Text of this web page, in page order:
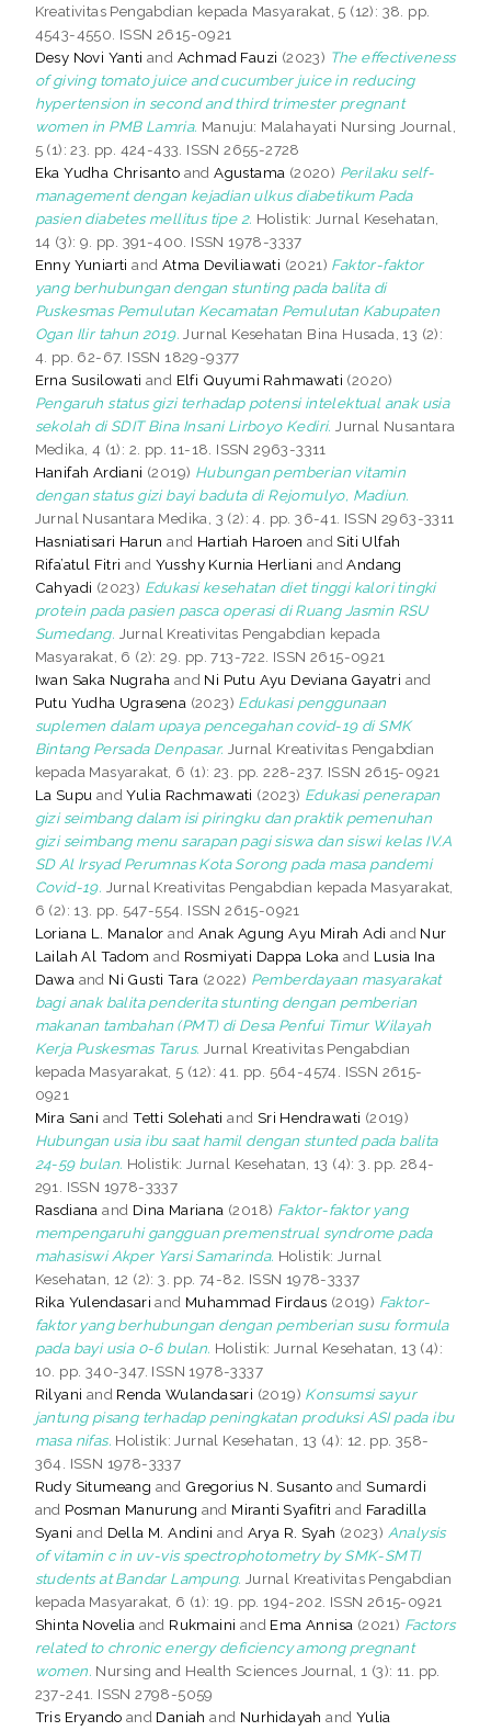
Kreativitas Pengabdian kepada Masyarakat, 5 (12): 38. pp.
4543-4550. ISSN 2615-0921
Desy Novi Yanti and Achmad Fauzi (2023) The effectiveness
of giving tomato juice and cucumber juice in reducing
hypertension in second and third trimester pregnant
women in PMB Lamria. Manuju: Malahayati Nursing Journal,
5 (1): 23. pp. 424-433. ISSN 2655-2728
Eka Yudha Chrisanto andAgustama (2020) Perilaku self-
management dengan kejadian ulkus diabetikum Pada
pasien diabetes mellitus tipe 2. Holistik: Jurnal Kesehatan,
14 (3): 9. pp. 391-400. ISSN 1978-3337
Enny Yuniarti and Atma Deviliawati (2021) Faktor-faktor
yang berhubungan dengan stunting pada balita di
Puskesmas Pemulutan Kecamatan Pemulutan Kabupaten
Ogan Ilir tahun 2019. Jurnal Kesehatan Bina Husada, 13 (2):
4. pp. 62-67. ISSN 1829-9377
Erna Susilowati and Elfi Quyumi Rahmawati (2020)
Pengaruh status gizi terhadap potensi intelektual anak usia
sekolah di SDIT Bina Insani Lirboyo Kediri. Jurnal Nusantara
Medika, 4 (1): 2. pp. 11-18. ISSN 2963-3311
Hanifah Ardiani (2019) Hubungan pemberian vitamin
dengan status gizi bayi baduta di Rejomulyo, Madiun.
Jurnal Nusantara Medika, 3 (2): 4. pp. 36-41. ISSN 2963-3311
Hasniatisari Harun and Hartiah Haroen andSiti Ulfah
Rifa’atul Fitri and Yusshy Kurnia Herliani andAndang
Cahyadi (2023) Edukasi kesehatan diet tinggi kalori tingki
protein pada pasien pasca operasi di Ruang Jasmin RSU
Sumedang. Jurnal Kreativitas Pengabdian kepada
Masyarakat, 6 (2): 29. pp. 713-722. ISSN 2615-0921
Iwan Saka Nugraha and Ni Putu Ayu Deviana Gayatri and
Putu Yudha Ugrasena (2023) Edukasi penggunaan
suplemen dalam upaya pencegahan covid-19 di SMK
Bintang Persada Denpasar. Jurnal Kreativitas Pengabdian
kepada Masyarakat, 6 (1): 23. pp. 228-237. ISSN 2615-0921
La Supu andYulia Rachmawati (2023) Edukasi penerapan
gizi seimbang dalam isi piringku dan praktik pemenuhan
gizi seimbang menu sarapan pagi siswa dan siswi kelas IV.A
SD Al Irsyad Perumnas Kota Sorong pada masa pandemi
Covid-19. Jurnal Kreativitas Pengabdian kepada Masyarakat,
6 (2): 13. pp. 547-554. ISSN 2615-0921
Loriana L. Manalor and Anak Agung Ayu Mirah Adi and Nur
Lailah Al Tadom and Rosmiyati Dappa Loka and Lusia Ina
Dawa and Ni Gusti Tara (2022) Pemberdayaan masyarakat
bagi anak balita penderita stunting dengan pemberian
makanan tambahan (PMT) di Desa Penfui Timur Wilayah
Kerja Puskesmas Tarus. Jurnal Kreativitas Pengabdian
kepada Masyarakat, 5 (12): 41. pp. 564-4574. ISSN 2615-
0921
Mira Sani andTetti Solehati and Sri Hendrawati (2019)
Hubungan usia ibu saat hamil dengan stunted pada balita
24-59 bulan. Holistik: Jurnal Kesehatan, 13 (4): 3. pp. 284-
291. ISSN 1978-3337
Rasdiana and Dina Mariana (2018) Faktor-faktor yang
mempengaruhi gangguan premenstrual syndrome pada
mahasiswi Akper Yarsi Samarinda. Holistik: Jurnal
Kesehatan, 12 (2): 3. pp. 74-82. ISSN 1978-3337
Rika Yulendasari and Muhammad Firdaus (2019) Faktor-
faktor yang berhubungan dengan pemberian susu formula
pada bayi usia 0-6 bulan. Holistik: Jurnal Kesehatan, 13 (4):
10. pp. 340-347. ISSN 1978-3337
Rilyani and Renda Wulandasari (2019) Konsumsi sayur
jantung pisang terhadap peningkatan produksi ASI pada ibu
masa nifas. Holistik: Jurnal Kesehatan, 13 (4): 12. pp. 358-
364. ISSN 1978-3337
Rudy Situmeang and Gregorius N. Susanto andSumardi
and Posman Manurung and Miranti Syafitri and Faradilla
Syani and Della M. Andini and Arya R. Syah (2023) Analysis
of vitamin c in uv-vis spectrophotometry by SMK-SMTI
students at Bandar Lampung. Jurnal Kreativitas Pengabdian
kepada Masyarakat, 6 (1): 19. pp. 194-202. ISSN 2615-0921
Shinta Novelia and Rukmaini and Ema Annisa (2021) Factors
related to chronic energy deficiency among pregnant
women. Nursing and Health Sciences Journal, 1 (3): 11. pp.
237-241. ISSN 2798-5059
Tris Eryando and Daniah and Nurhidayah and Yulia